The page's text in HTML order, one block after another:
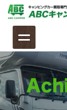
ツ
へ
ス
キ